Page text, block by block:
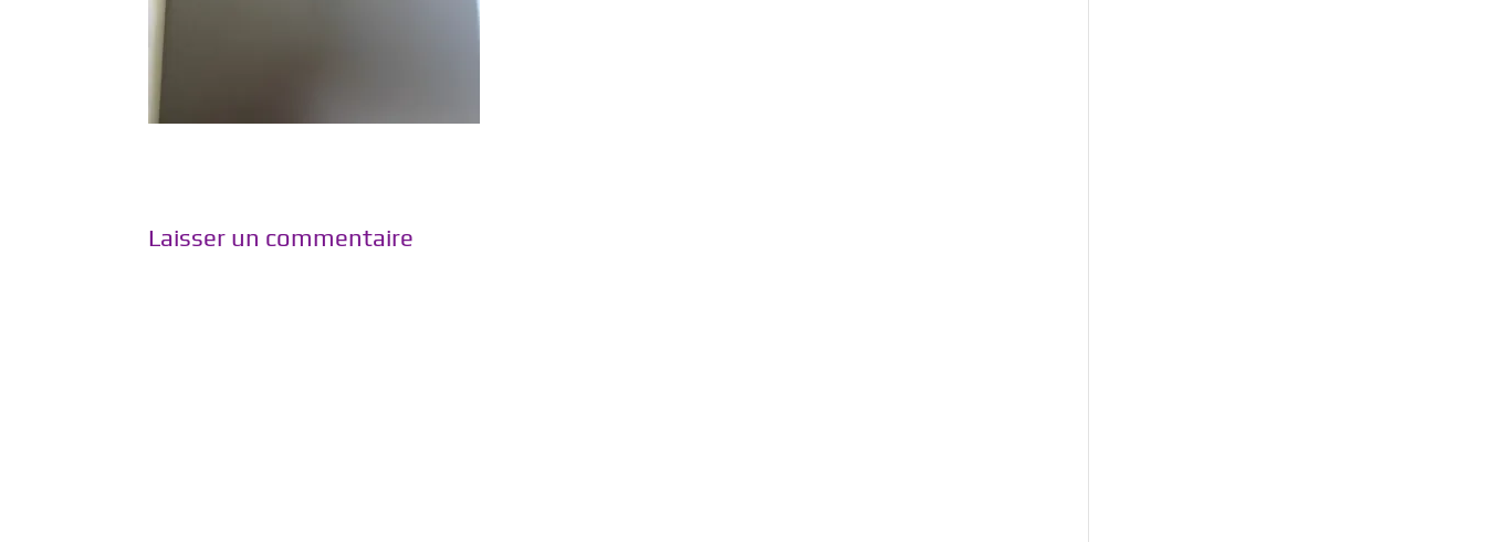
Laisser un commentaire